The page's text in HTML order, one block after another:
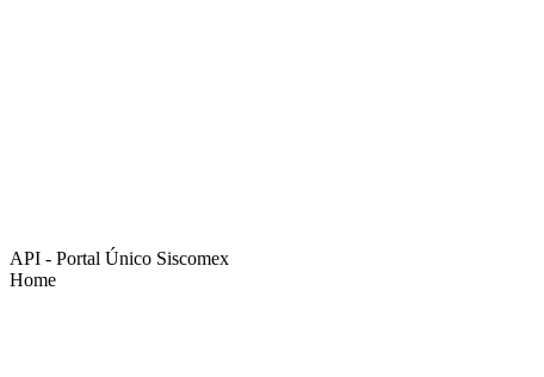
API - Portal Único Siscomex
Home